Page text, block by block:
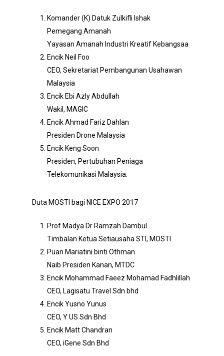
Komander (K) Datuk Zulkifli Ishak
Pemegang Amanah
Yayasan Amanah Industri Kreatif Kebangsaa
Encik Neil Foo
CEO, Sekretariat Pembangunan Usahawan
Malaysia
Encik Ebi Azly Abdullah
Wakil, MAGIC
Encik Ahmad Fariz Dahlan
Presiden Drone Malaysia
Encik Keng Soon
Presiden, Pertubuhan Peniaga
Telekomunikasi Malaysia.
Duta MOSTI bagi NICE EXPO 2017
Prof Madya Dr Ramzah Dambul
Timbalan Ketua Setiausaha STI, MOSTI
Puan Mariatini binti Othman
Naib Presiden Kanan, MTDC
Encik Mohammad Faeez Mohamad Fadhlillah
CEO, Lagisatu Travel Sdn bhd
Encik Yusno Yunus
CEO, Y US Sdn Bhd
Encik Matt Chandran
CEO, iGene Sdn Bhd